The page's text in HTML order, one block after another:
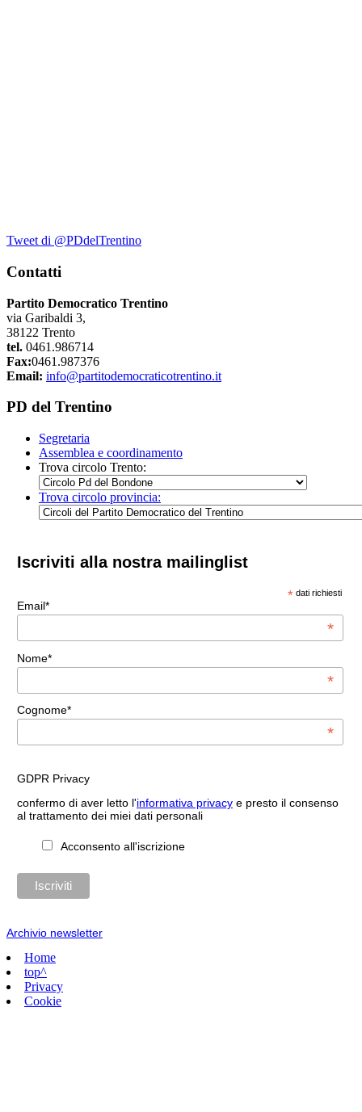
Tweet di @PDdelTrentino
Contatti
Partito Democratico Trentino
via Garibaldi 3,
38122 Trento
tel. 0461.986714
Fax:0461.987376
Email: info@partitodemocraticotrentino.it
PD del Trentino
Segretaria
Assemblea e coordinamento
Trova circolo Trento:
Trova circolo provincia:
Iscriviti alla nostra mailinglist
* dati richiesti
Email*
*
Nome*
*
Cognome*
*
GDPR Privacy
confermo di aver letto l'informativa privacye presto il consenso
al trattamento dei miei dati personali
Acconsento all'iscrizione
Archivio newsletter
Home
top^
Privacy
Cookie